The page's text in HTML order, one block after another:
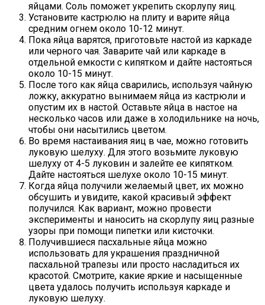
яйцами. Соль поможет укрепить скорлупу яиц.
Установите кастрюлю на плиту и варите яйца
средним огнем около 10-12 минут.
Пока яйца варятся, приготовьте настой из каркаде
или черного чая. Заварите чай или каркаде в
отдельной емкости с кипятком и дайте настояться
около 10-15 минут.
После того как яйца сварились, используя чайную
ложку, аккуратно вынимаем яйца из кастрюли и
опустим их в настой. Оставьте яйца в настое на
несколько часов или даже в холодильнике на ночь,
чтобы они насытились цветом.
Во время настаивания яиц в чае, можно готовить
луковую шелуху. Для этого возьмите луковую
шелуху от 4-5 луковин и залейте ее кипятком.
Дайте настояться шелухе около 10-15 минут.
Когда яйца получили желаемый цвет, их можно
обсушить и увидите, какой красивый эффект
получился. Как вариант, можно провести
эксперименты и наносить на скорлупу яиц разные
узоры при помощи пипетки или кисточки.
Получившиеся пасхальные яйца можно
использовать для украшения праздничной
пасхальной трапезы или просто насладиться их
красотой. Смотрите, какие яркие и насыщенные
цвета удалось получить используя каркаде и
луковую шелуху.